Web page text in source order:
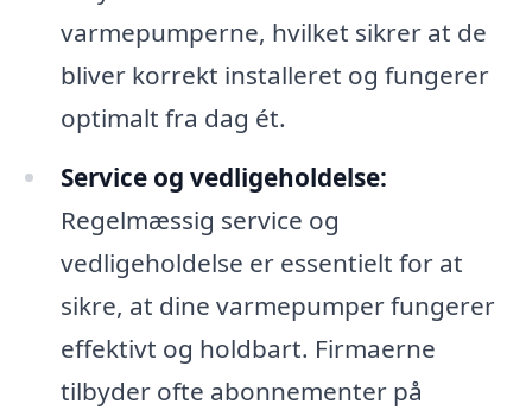
varmepumperne, hvilket sikrer at de
bliver korrekt installeret og fungerer
optimalt fra dag ét.
Service og vedligeholdelse:
Regelmæssig service og
vedligeholdelse er essentielt for at
sikre, at dine varmepumper fungerer
effektivt og holdbart. Firmaerne
tilbyder ofte abonnementer på